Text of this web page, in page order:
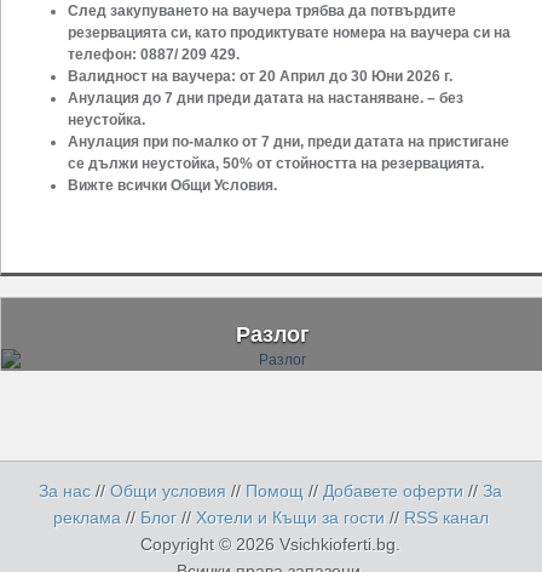
След закупуването на ваучера трябва да потвърдите
резервацията си, като продиктувате номера на ваучера си на
телефон: 0887/ 209 429.
Валидност на ваучера: от 20 Април до 30 Юни 2026 г.
Анулация до 7 дни преди датата на настаняване. – без
неустойка.
Анулация при по-малко от 7 дни, преди датата на пристигане
се дължи неустойка, 50% от стойността на резервацията.
Вижте всички Общи Условия.
Разлог
За нас //Общи условия // Помощ //Добавете оферти//За
реклама // Блог //Хотели и Къщи за гости // RSS канал
Copyright © 2026 Vsichkioferti.bg.